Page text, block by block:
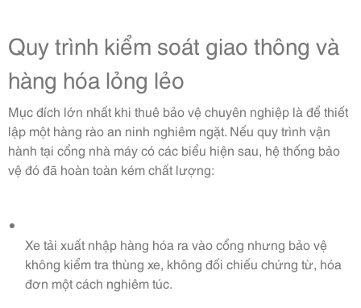
Quy trình kiểm soát giao thông và
hàng hóa lỏng lẻo
Mục đích lớn nhất khi thuê bảo vệ chuyên nghiệp là để thiết
lập một hàng rào an ninh nghiêm ngặt. Nếu quy trình vận
hành tại cổng nhà máy có các biểu hiện sau, hệ thống bảo
vệ đó đã hoàn toàn kém chất lượng:
Xe tải xuất nhập hàng hóa ra vào cổng nhưng bảo vệ
không kiểm tra thùng xe, không đối chiếu chứng từ, hóa
đơn một cách nghiêm túc.